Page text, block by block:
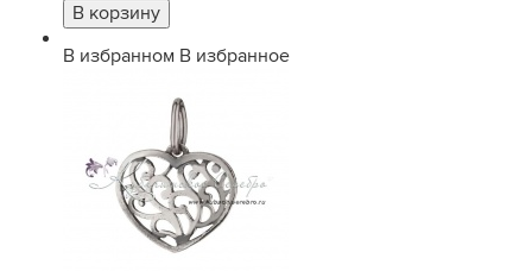
В избранном В избранное